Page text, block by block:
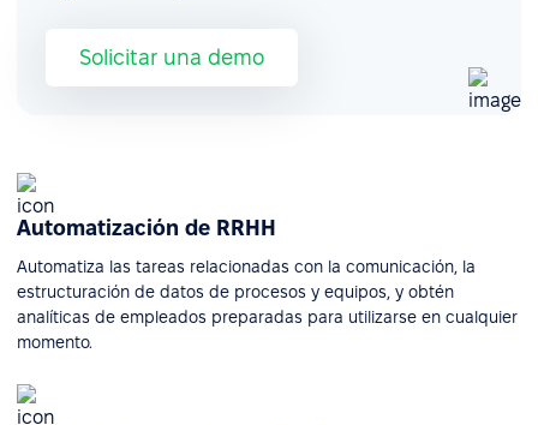
Solicitar una demo
Automatización de RRHH
Automatiza las tareas relacionadas con la comunicación, la
estructuración de datos de procesos y equipos, y obtén
analíticas de empleados preparadas para utilizarse en cualquier
momento.